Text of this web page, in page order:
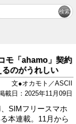
モ「ahamo」契約
のがうれしい
文●オカモト／ASCII
載日：2025年11月09日
SIMフリースマホ
本連載。11月から